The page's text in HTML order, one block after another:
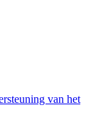
van het